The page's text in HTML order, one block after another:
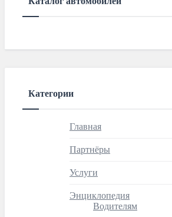
Категории
Главная
Партнёры
Услуги
Энциклопедия
Водителям